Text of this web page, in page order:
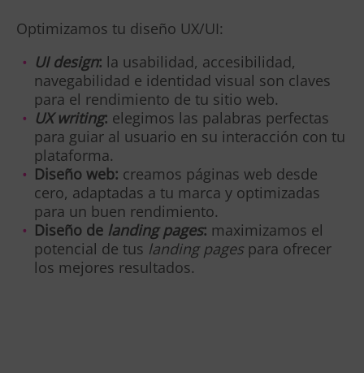
Optimizamos tu diseño UX/UI:
UI design: la usabilidad, accesibilidad,
navegabilidad e identidad visual son claves
para el rendimiento de tu sitio web.
UX writing: elegimos las palabras perfectas
para guiar al usuario en su interacción con tu
plataforma.
Diseño web: creamos páginas web desde
cero, adaptadas a tu marca y optimizadas
para un buen rendimiento.
Diseño de landing pages: maximizamos el
potencial de tus landing pages para ofrecer
los mejores resultados.